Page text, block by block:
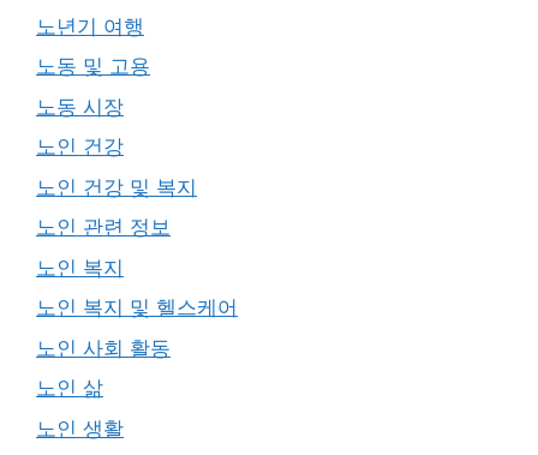
노년기 여행
노동 및 고용
노동 시장
노인 건강
노인 건강 및 복지
노인 관련 정보
노인 복지
노인 복지 및 헬스케어
노인 사회 활동
노인 삶
노인 생활